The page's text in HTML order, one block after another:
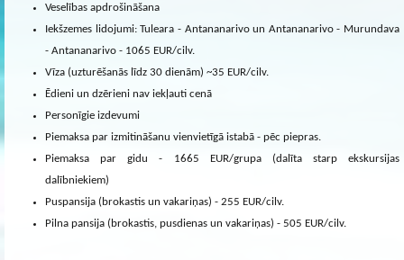
Veselības apdrošināšana
Iekšzemes lidojumi: Tuleara - Antananarivo un Antananarivo - Murundava
- Antananarivo - 1065 EUR/cilv.
Vīza (uzturēšanās līdz 30 dienām) ~35 EUR/cilv.
Ēdieni un dzērieni nav iekļauti cenā
Personīgie izdevumi
Piemaksa par izmitināšanu vienvietīgā istabā - pēc piepras.
Piemaksa par gidu - 1665 EUR/grupa (dalīta starp ekskursijas
dalībniekiem)
Puspansija (brokastis un vakariņas) - 255 EUR/cilv.
Pilna pansija (brokastis, pusdienas un vakariņas) - 505 EUR/cilv.